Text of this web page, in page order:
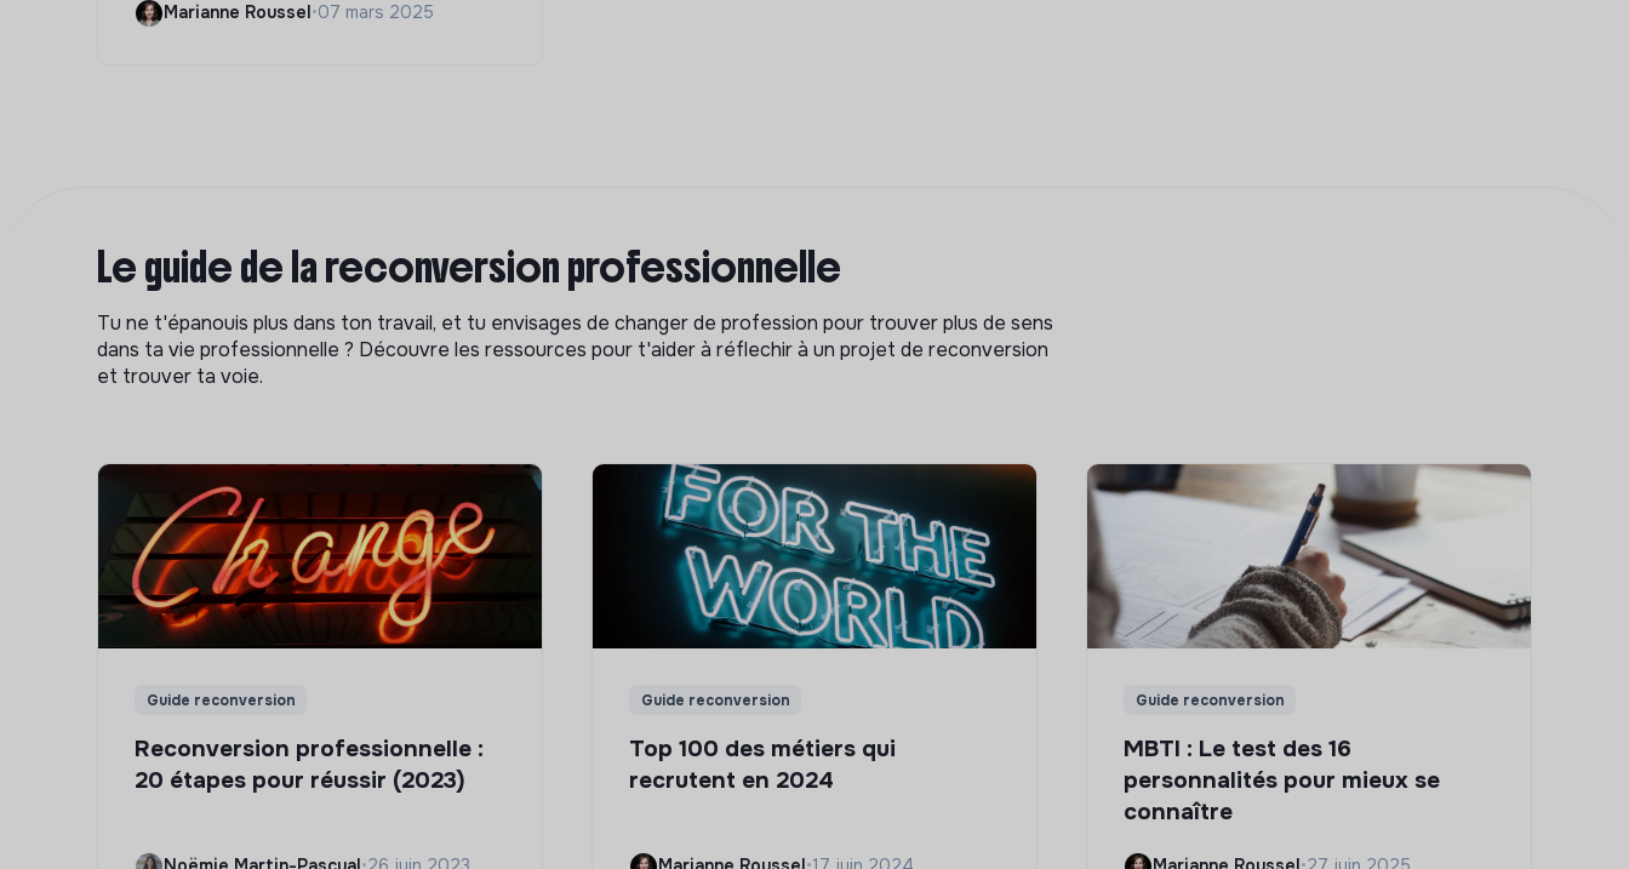
Marianne Roussel •07 mars 2025
Le guide de la reconversion professionnelle
Tu ne t'épanouis plus dans ton travail, et tu envisages de changer de profession pour trouver plus de sens
dans ta vie professionnelle ? Découvre les ressources pour t'aider à réflechir à un projet de reconversion
et trouver ta voie.
Guide reconversion
Reconversion professionnelle :
20 étapes pour réussir (2023)
Guide reconversion
Top 100 des métiers qui
recrutent en 2024
Guide reconversion
MBTI : Le test des 16
personnalités pour mieux se
connaître